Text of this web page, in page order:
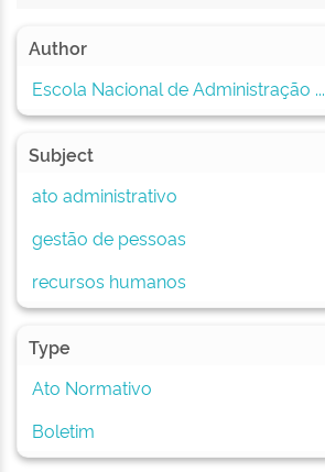
Author
Escola Nacional de Administração ...
Subject
ato administrativo
gestão de pessoas
recursos humanos
Type
Ato Normativo
Boletim